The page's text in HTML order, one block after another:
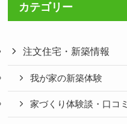
カテゴリー
注文住宅・新築情報
我が家の新築体験
家づくり体験談・口コミ